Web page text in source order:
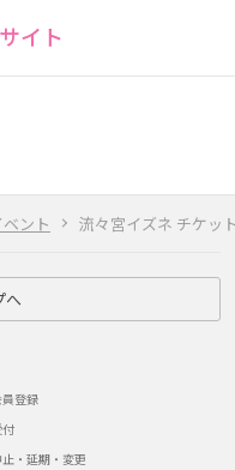
ント 流々宮イズネ チケッ
イト
へ
登録
・延期・変更